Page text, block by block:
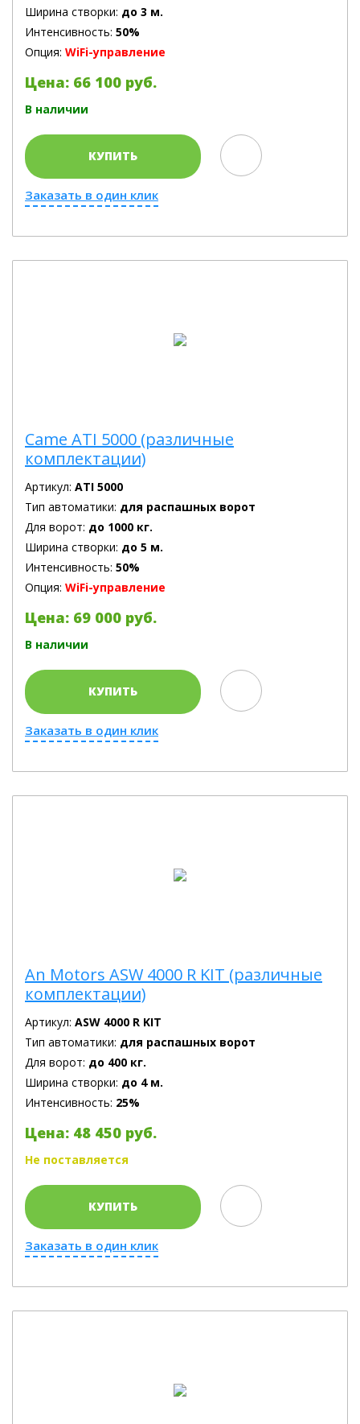
Ширина створки: до 3 м.
Интенсивность: 50%
Опция: WiFi-управление
Цена: 66 100 руб.
В наличии
КУПИТЬ
Заказать в один клик
Came ATI 5000 (различные
комплектации)
Артикул: ATI 5000
Тип автоматики: для распашных ворот
Для ворот: до 1000 кг.
Ширина створки: до 5 м.
Интенсивность: 50%
Опция: WiFi-управление
Цена: 69 000 руб.
В наличии
КУПИТЬ
Заказать в один клик
An Motors ASW 4000 R KIT (различные
комплектации)
Артикул: ASW 4000 R KIT
Тип автоматики: для распашных ворот
Для ворот: до 400 кг.
Ширина створки: до 4 м.
Интенсивность: 25%
Цена: 48 450 руб.
Не поставляется
КУПИТЬ
Заказать в один клик